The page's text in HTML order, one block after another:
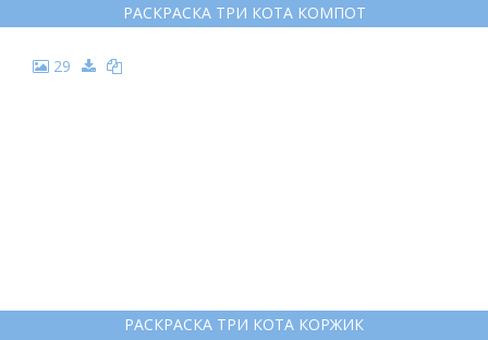
РАСКРАСКА ТРИ КОТА КОМПОТ
29
РАСКРАСКА ТРИ КОТА КОРЖИК